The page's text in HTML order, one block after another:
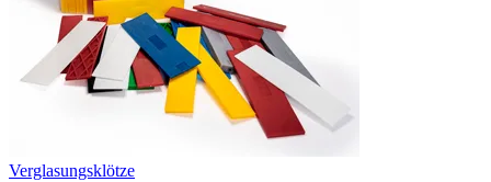
Verglasungsklötze